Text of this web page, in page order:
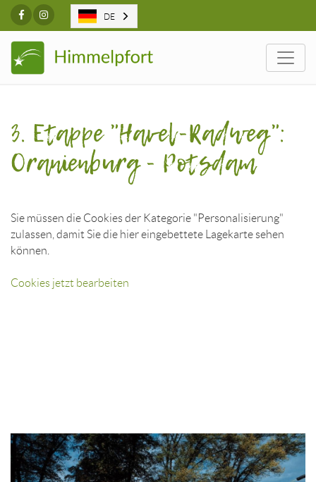
FacebookInstagram
3. Etappe "Havel-Radweg":
Oranienburg - Potsdam
Sie müssen die Cookies der Kategorie "Personalisierung"
zulassen, damit Sie die hier eingebettete Lagekarte sehen
können.
Cookies jetzt bearbeiten
DE